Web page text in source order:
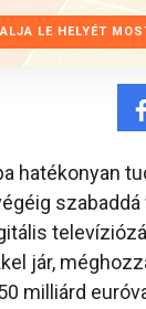
LE HELYÉT
hatékonyan
szabaddá
jár,
milliárd